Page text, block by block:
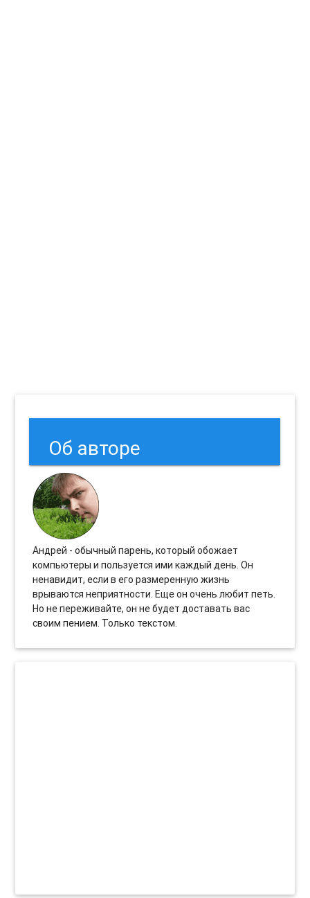
Об авторе
Андрей - обычный парень, который обожает
компьютеры и пользуется ими каждый день. Он
ненавидит, если в его размеренную жизнь
врываются неприятности. Еще он очень любит петь.
Но не переживайте, он не будет доставать вас
своим пением. Только текстом.